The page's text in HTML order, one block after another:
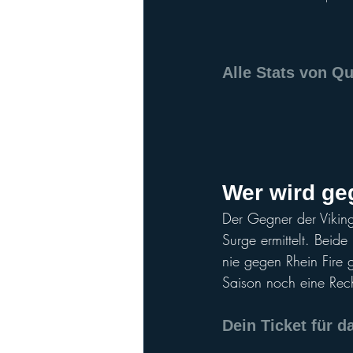
Alle Stats von
Wer wird
Der Gegner der
Surge ermittelt.
nie gegen Rhein
Saison noch eine
Dein Ticket für